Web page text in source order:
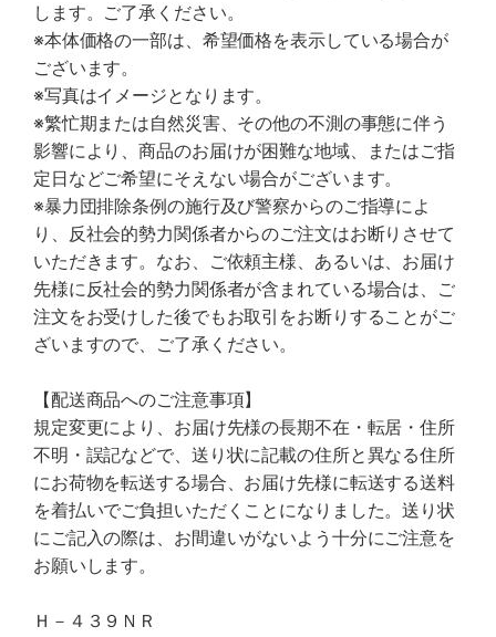
します。ご了承ください。
※本体価格の一部は、希望価格を表示している場合が
ございます。
※写真はイメージとなります。
※繁忙期または自然災害、その他の不測の事態に伴う
影響により、商品のお届けが困難な地域、またはご指
定日などご希望にそえない場合がございます。
※暴力団排除条例の施行及び警察からのご指導によ
り、反社会的勢力関係者からのご注文はお断りさせて
いただきます。なお、ご依頼主様、あるいは、お届け
先様に反社会的勢力関係者が含まれている場合は、ご
注文をお受けした後でもお取引をお断りすることがご
ざいますので、ご了承ください。
【配送商品へのご注意事項】
規定変更により、お届け先様の長期不在・転居・住所
不明・誤記などで、送り状に記載の住所と異なる住所
にお荷物を転送する場合、お届け先様に転送する送料
を着払いでご負担いただくことになりました。送り状
にご記入の際は、お間違いがないよう十分にご注意を
お願いします。
Ｈ－４３９ＮＲ